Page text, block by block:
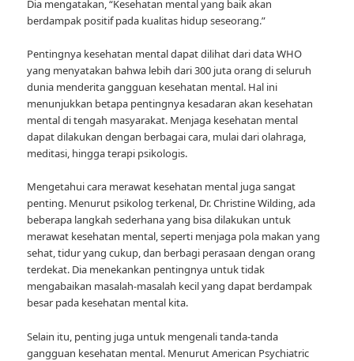
Dia mengatakan, “Kesehatan mental yang baik akan
berdampak positif pada kualitas hidup seseorang.”
Pentingnya kesehatan mental dapat dilihat dari data WHO
yang menyatakan bahwa lebih dari 300 juta orang di seluruh
dunia menderita gangguan kesehatan mental. Hal ini
menunjukkan betapa pentingnya kesadaran akan kesehatan
mental di tengah masyarakat. Menjaga kesehatan mental
dapat dilakukan dengan berbagai cara, mulai dari olahraga,
meditasi, hingga terapi psikologis.
Mengetahui cara merawat kesehatan mental juga sangat
penting. Menurut psikolog terkenal, Dr. Christine Wilding, ada
beberapa langkah sederhana yang bisa dilakukan untuk
merawat kesehatan mental, seperti menjaga pola makan yang
sehat, tidur yang cukup, dan berbagi perasaan dengan orang
terdekat. Dia menekankan pentingnya untuk tidak
mengabaikan masalah-masalah kecil yang dapat berdampak
besar pada kesehatan mental kita.
Selain itu, penting juga untuk mengenali tanda-tanda
gangguan kesehatan mental. Menurut American Psychiatric